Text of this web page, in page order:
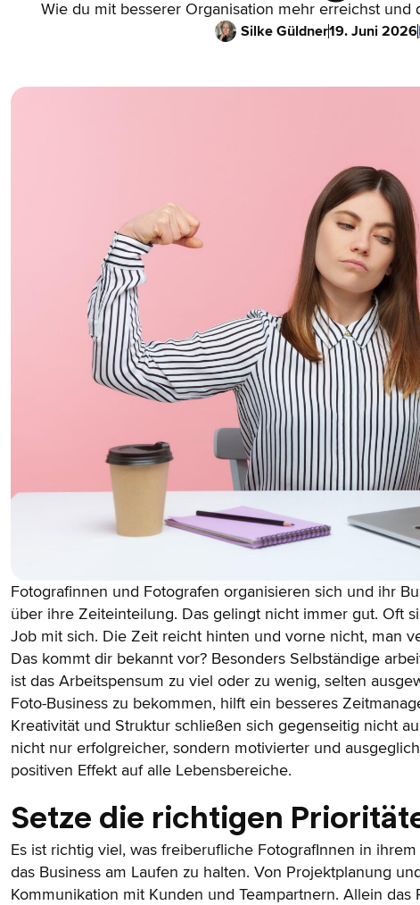
Wie du mit besserer Organisation mehr erreichst
Silke Güldner19. Juni 2026
Fotografinnen und Fotografen organisieren sich und ihr
über ihre Zeiteinteilung. Das gelingt nicht immer gut. Oft
Job mit sich. Die Zeit reicht hinten und vorne nicht, man
Das kommt dir bekannt vor? Besonders Selbständige
ist das Arbeitspensum zu viel oder zu wenig, selten
Foto-Business zu bekommen, hilft ein besseres
Kreativität und Struktur schließen sich gegenseitig nicht
nicht nur erfolgreicher, sondern motivierter und
positiven Effekt auf alle Lebensbereiche.
Setze die richtigen
Es ist richtig viel, was freiberufliche FotografInnen in
das Business am Laufen zu halten. Von Projektplanung
Kommunikation mit Kunden und Teampartnern. Allein